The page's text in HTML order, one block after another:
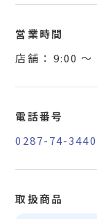
営業時間
店舗 ： 9:00 〜
電話番号
0287-74-3440
取扱商品